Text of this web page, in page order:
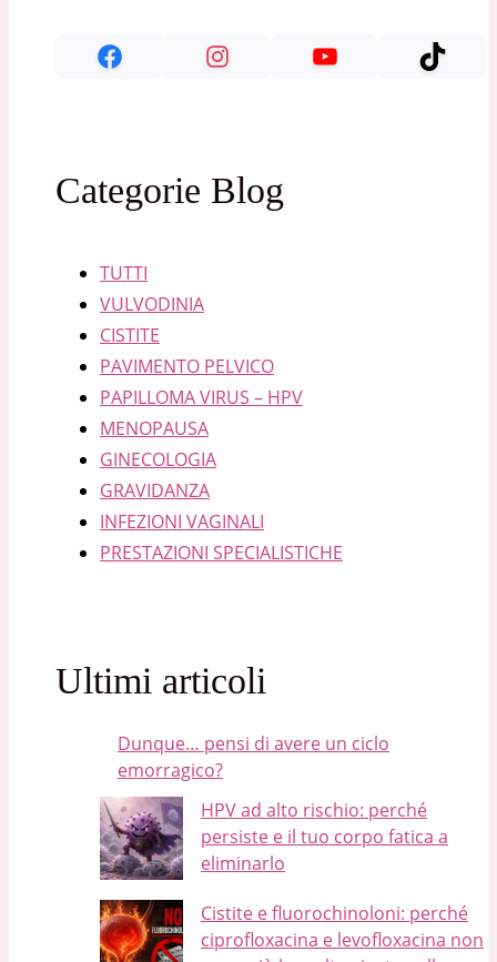
Categorie Blog
TUTTI
VULVODINIA
CISTITE
PAVIMENTO PELVICO
PAPILLOMA VIRUS – HPV
MENOPAUSA
GINECOLOGIA
GRAVIDANZA
INFEZIONI VAGINALI
PRESTAZIONI SPECIALISTICHE
Ultimi articoli
Dunque… pensi di avere un ciclo
emorragico?
HPV ad alto rischio: perché
persiste e il tuo corpo fatica a
eliminarlo
Cistite e fluorochinoloni: perché
ciprofloxacina e levofloxacina non